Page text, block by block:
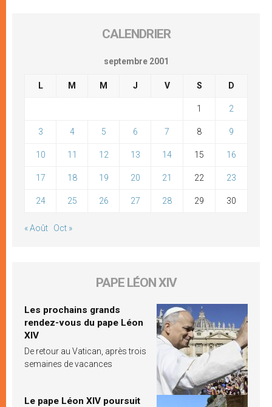
CALENDRIER
septembre 2001
L M M J V S D
1 2
3 4 5 6 7 8 9
10 11 12 13 14 15 16
17 18 19 20 21 22 23
24 25 26 27 28 29 30
« Août Oct »
PAPE LÉON XIV
Les prochains grands
rendez-vous du pape Léon
XIV
De retour au Vatican, après trois
semaines de vacances
Le pape Léon XIV poursuit